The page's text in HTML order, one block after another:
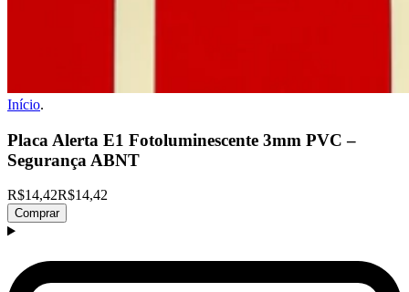
Início.
Placa Alerta E1 Fotoluminescente 3mm PVC –
Segurança ABNT
R$14,42R$14,42
Comprar